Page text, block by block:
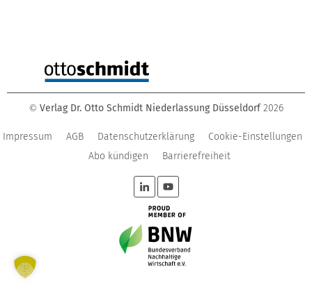
© Verlag Dr. Otto Schmidt Niederlassung Düsseldorf 2026
Impressum AGB Datenschutzerklärung
Cookie-Einstellungen
Abo kündigen
Barrierefreiheit